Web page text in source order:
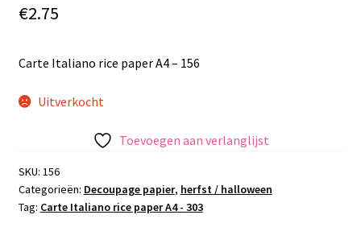
€2.75
Carte Italiano rice paper A4 – 156
Uitverkocht
Toevoegen aan verlanglijst
SKU: 156
Categorieën: Decoupage papier, herfst / halloween
Tag: Carte Italiano rice paper A4 - 303